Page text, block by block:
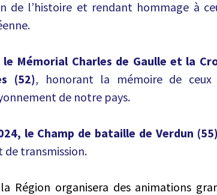
de l’histoire et rendant hommage à
Mémorial Charles de Gaulle et la
(52), honorant la mémoire de
de notre pays.
le Champ de bataille de Verdun (55)
de transmission.
Région organisera des animations